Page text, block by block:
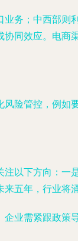
务；中西部
同效应。电
险管控，例
以下方向：
五年，行业将
业需紧跟政策